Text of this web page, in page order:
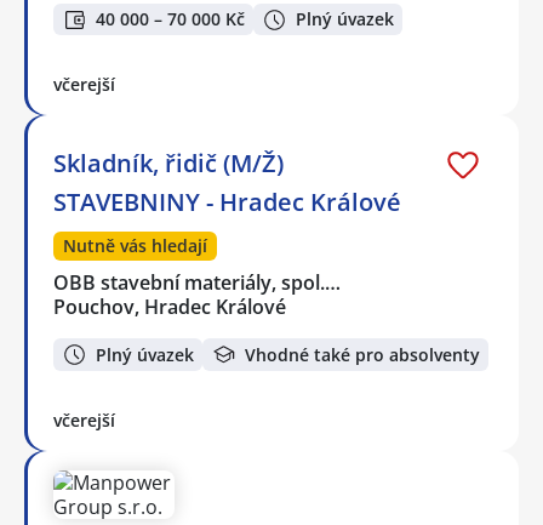
40 000 – 70 000 Kč Plný úvazek
včerejší
Skladník, řidič (M/Ž)
STAVEBNINY - Hradec Králové
Nutně vás hledají
OBB stavební materiály, spol.…
Pouchov, Hradec Králové
Plný úvazek Vhodné také pro absolventy
včerejší